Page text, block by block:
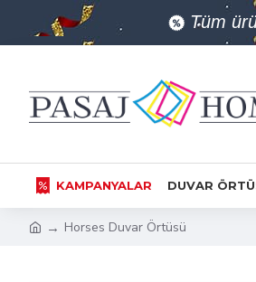
Tüm
KAMPANYALAR DUVAR
Horses Duvar Örtüsü